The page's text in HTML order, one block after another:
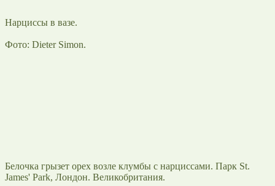
Нарциссы в вазе.
Фото: Dieter Simon.
Белочка грызет орех возле клумбы с нарциссами. Парк St.
James' Park, Лондон. Великобритания.